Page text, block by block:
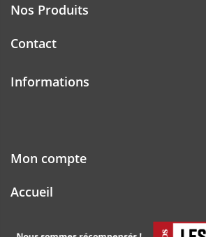
Nos Produits
Contact
Informations
Mon compte
Accueil